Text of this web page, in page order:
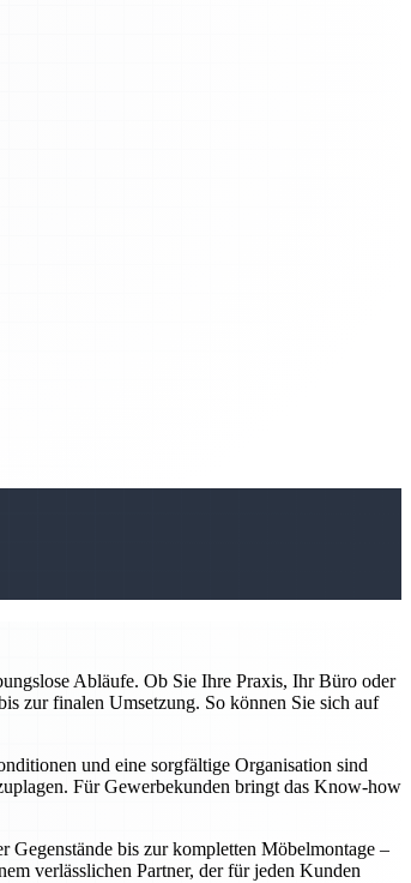
Abläufe. Ob Sie Ihre Praxis, Ihr Büro oder
zur finalen Umsetzung. So können Sie sich auf
und eine sorgfältige Organisation sind
Für Gewerbekunden bringt das Know-how
bis zur kompletten Möbelmontage –
verlässlichen Partner, der für jeden Kunden